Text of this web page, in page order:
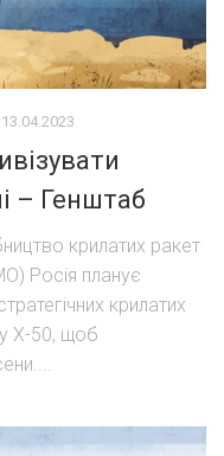
13.04.2023
– Генштаб
крилатих ракет
Росія планує
крилатих
Х-50, щоб